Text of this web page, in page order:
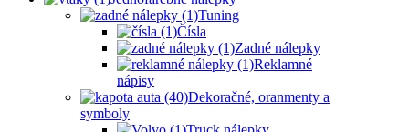
Tuning
Čísla
Zadné nálepky
Reklamné
nápisy
Dekoračné, oranmenty a
symboly